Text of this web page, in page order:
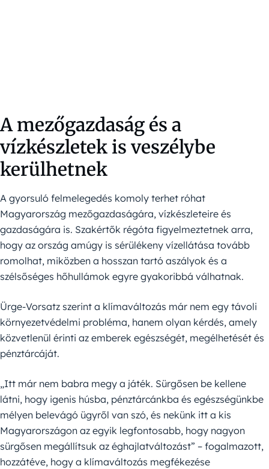
A mezőgazdaság és a
vízkészletek is veszélybe
kerülhetnek
A gyorsuló felmelegedés komoly terhet róhat
Magyarország mezőgazdaságára, vízkészleteire és
gazdaságára is. Szakértők régóta figyelmeztetnek arra,
hogy az ország amúgy is sérülékeny vízellátása tovább
romolhat, miközben a hosszan tartó aszályok és a
szélsőséges hőhullámok egyre gyakoribbá válhatnak.
Ürge-Vorsatz szerint a klímaváltozás már nem egy távoli
környezetvédelmi probléma, hanem olyan kérdés, amely
közvetlenül érinti az emberek egészségét, megélhetését és
pénztárcáját.
„Itt már nem babra megy a játék. Sürgősen be kellene
látni, hogy igenis húsba, pénztárcánkba és egészségünkbe
mélyen belevágó ügyről van szó, és nekünk itt a kis
Magyarországon az egyik legfontosabb, hogy nagyon
sürgősen megállítsuk az éghajlatváltozást” – fogalmazott,
hozzátéve, hogy a klímaváltozás megfékezése